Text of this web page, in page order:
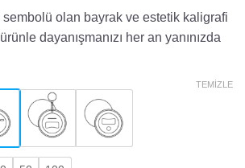
sembolü olan bayrak ve estetik kaligrafi
dayanışmanızı her an yanınızda
TEMIZLE